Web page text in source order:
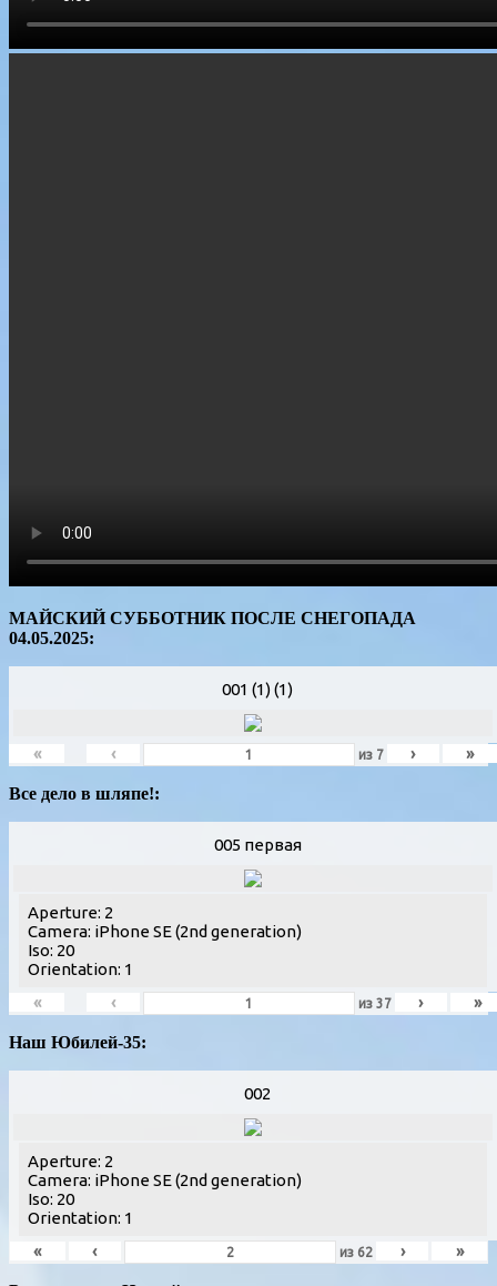
МАЙСКИЙ СУББОТНИК ПОСЛЕ СНЕГОПАДА
04.05.2025:
001 (1) (1)
« ‹ из 7 › »
Все дело в шляпе!:
005 первая
Aperture: 2
Camera: iPhone SE (2nd generation)
Iso: 20
Orientation: 1
«
‹ из 37 › »
Наш Юбилей-35:
002
Aperture: 2
Camera: iPhone SE (2nd generation)
Iso: 20
Orientation: 1
«
‹ из 62 › »